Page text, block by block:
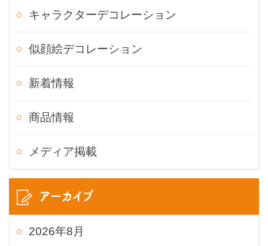
キャラクターデコレーション
似顔絵デコレーション
新着情報
商品情報
メディア掲載
アーカイブ
2026年8月